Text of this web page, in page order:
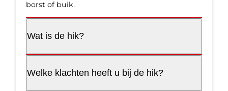
borst of buik.
Wat is de hik?
Welke klachten heeft u bij de hik?